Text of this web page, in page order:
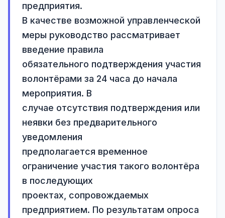
предприятия.
В качестве возможной управленческой
меры руководство рассматривает
введение правила
обязательного подтверждения участия
волонтёрами за 24 часа до начала
мероприятия. В
случае отсутствия подтверждения или
неявки без предварительного
уведомления
предполагается временное
ограничение участия такого волонтёра
в последующих
проектах, сопровождаемых
предприятием. По результатам опроса